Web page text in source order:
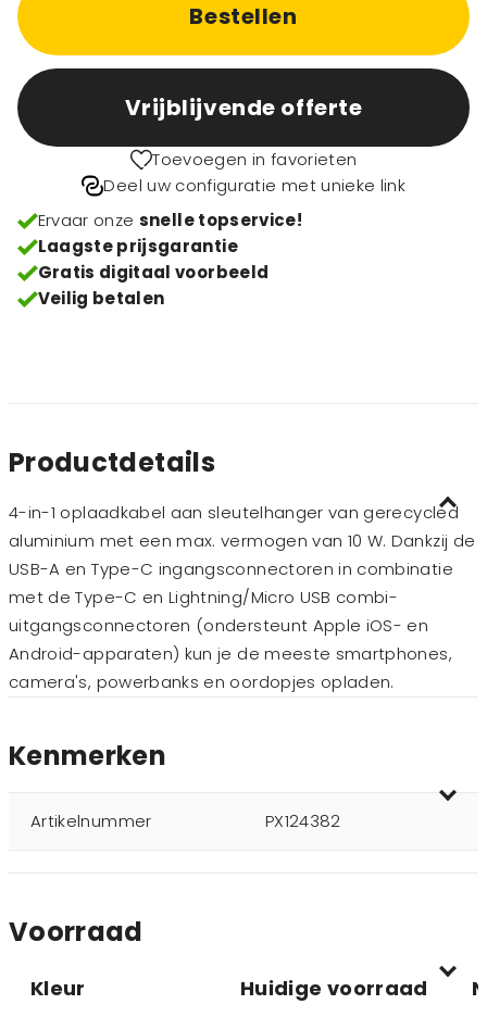
Bestellen
Vrijblijvende offerte
Toevoegen in favorieten
Deel uw configuratie met unieke link
Ervaar onze snelle topservice!
Laagste prijsgarantie
Gratis digitaal voorbeeld
Veilig betalen
Productdetails
4-in-1 oplaadkabel aan sleutelhanger van gerecycled
aluminium met een max. vermogen van 10 W. Dankzij de
USB-A en Type-C ingangsconnectoren in combinatie
met de Type-C en Lightning/Micro USB combi-
uitgangsconnectoren (ondersteunt Apple iOS- en
Android-apparaten) kun je de meeste smartphones,
camera's, powerbanks en oordopjes opladen.
Kenmerken
Artikelnummer PX124382
Voorraad
Kleur Huidige voorraad